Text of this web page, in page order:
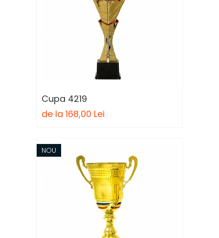
Cupa 4219
de la 168,00 Lei
NOU